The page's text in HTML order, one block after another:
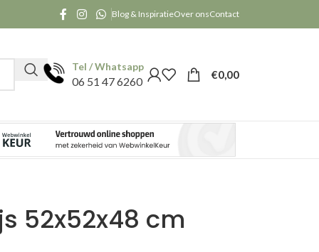
Blog & InspiratieOver onsContact
Tel / Whatsapp
06 51 47 6260
€0,00
52x52x48 cm